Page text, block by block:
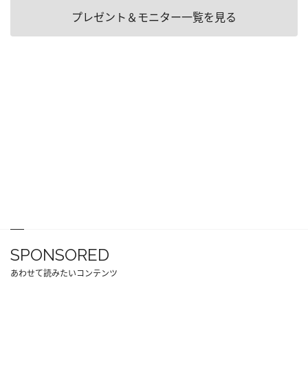
プレゼント＆モニター一覧を見る
SPONSORED
あわせて読みたいコンテンツ